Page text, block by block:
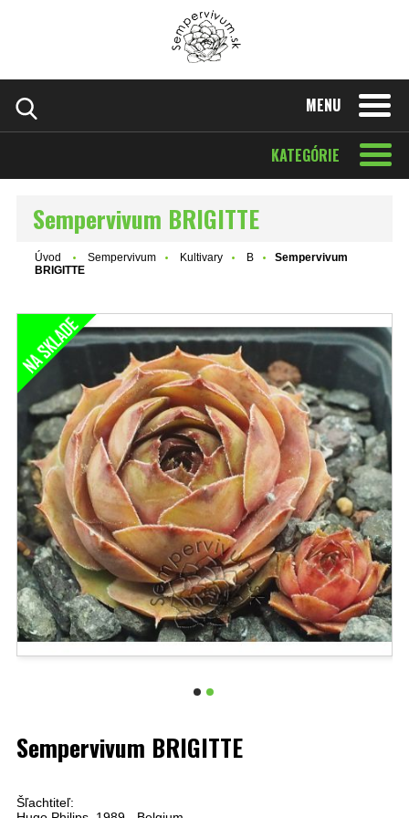
MENU
KATEGÓRIE
Sempervivum BRIGITTE
Úvod Sempervivum Kultivary B
Sempervivum
BRIGITTE
Sempervivum BRIGITTE
Šľachtiteľ: